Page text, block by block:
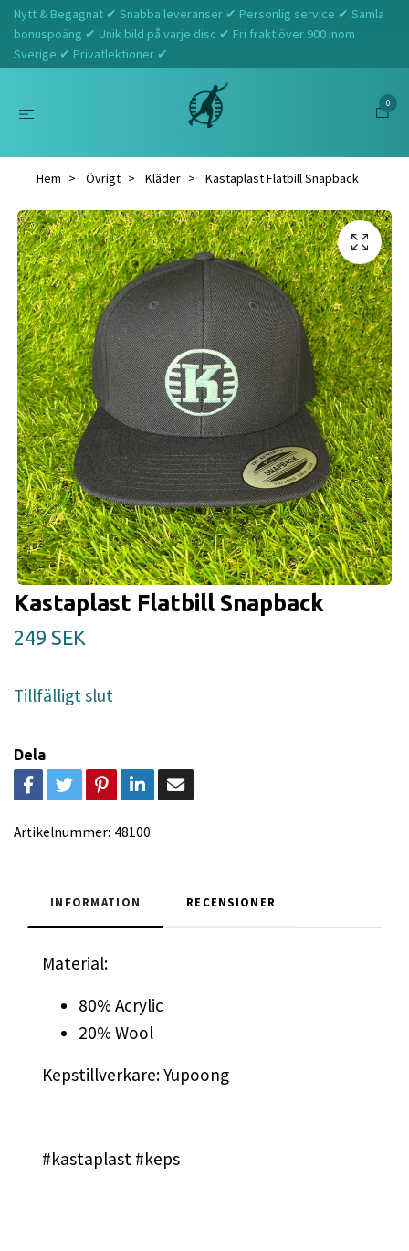
Nytt & Begagnat ✔ Snabba leveranser ✔ Personlig service ✔ Samla
bonuspoäng ✔ Unik bild på varje disc ✔ Fri frakt över 900 inom
Sverige ✔ Privatlektioner ✔
0
Hem Övrigt Kläder Kastaplast Flatbill Snapback
Kastaplast Flatbill Snapback
249 SEK
Tillfälligt slut
Dela
Artikelnummer: 48100
INFORMATION RECENSIONER
Material:
80% Acrylic
20% Wool
Kepstillverkare: Yupoong
#kastaplast #keps